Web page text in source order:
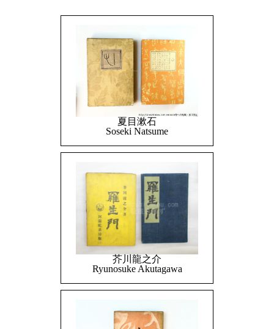
夏目漱石
Soseki Natsume
芥川龍之介
Ryunosuke Akutagawa